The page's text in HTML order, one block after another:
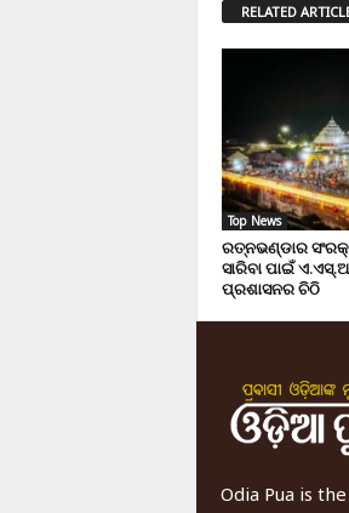
RELATED
Top News
ରତ୍ନଭଣ୍ଡାର
ସାରିବା ପାଇଁ
ପ୍ରଶାସନର ଚିଠି
Odia Pua is